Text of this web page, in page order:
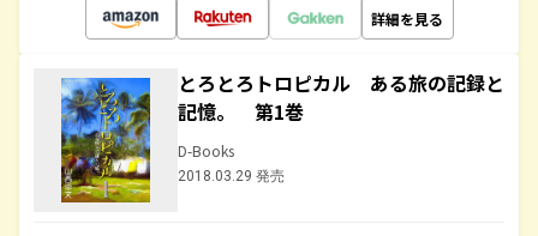
詳細を見る
とろとろトロピカル ある旅の記録と
記憶。 第1巻
D-Books
2018.03.29 発売